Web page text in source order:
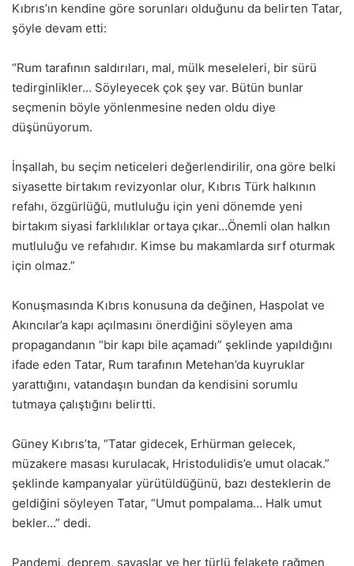
Kıbrıs’ın kendine göre sorunları olduğunu da belirten Tatar,
şöyle devam etti:
“Rum tarafının saldırıları, mal, mülk meseleleri, bir sürü
tedirginlikler… Söyleyecek çok şey var. Bütün bunlar
seçmenin böyle yönlenmesine neden oldu diye
düşünüyorum.
İnşallah, bu seçim neticeleri değerlendirilir, ona göre belki
siyasette birtakım revizyonlar olur, Kıbrıs Türk halkının
refahı, özgürlüğü, mutluluğu için yeni dönemde yeni
birtakım siyasi farklılıklar ortaya çıkar…Önemli olan halkın
mutluluğu ve refahıdır. Kimse bu makamlarda sırf oturmak
için olmaz.”
Konuşmasında Kıbrıs konusuna da değinen, Haspolat ve
Akıncılar’a kapı açılmasını önerdiğini söyleyen ama
propagandanın “bir kapı bile açamadı” şeklinde yapıldığını
ifade eden Tatar, Rum tarafının Metehan’da kuyruklar
yarattığını, vatandaşın bundan da kendisini sorumlu
tutmaya çalıştığını belirtti.
Güney Kıbrıs’ta, “Tatar gidecek, Erhürman gelecek,
müzakere masası kurulacak, Hristodulidis’e umut olacak.”
şeklinde kampanyalar yürütüldüğünü, bazı desteklerin de
geldiğini söyleyen Tatar, “Umut pompalama… Halk umut
bekler…” dedi.
Pandemi, deprem, savaşlar ve her türlü felakete rağmen